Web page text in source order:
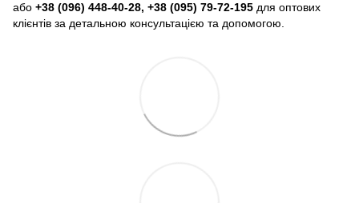
або +38 (096) 448-40-28, +38 (095) 79-72-195 для оптових
клієнтів за детальною консультацією та допомогою.